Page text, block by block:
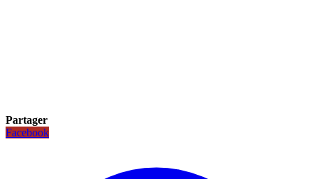
Partager
Facebook